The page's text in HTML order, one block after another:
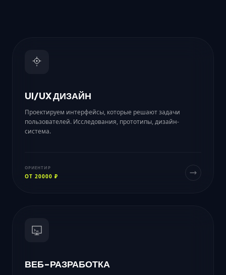
UI/UX ДИЗАЙН
Проектируем интерфейсы, которые решают задачи
пользователей. Исследования, прототипы, дизайн-
система.
ОРИЕНТИР
ОТ 20000 ₽
ВЕБ-РАЗРАБОТКА